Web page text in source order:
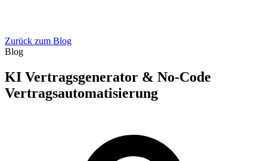
Zurück zum Blog
Blog
KI Vertragsgenerator & No-Code
Vertragsautomatisierung